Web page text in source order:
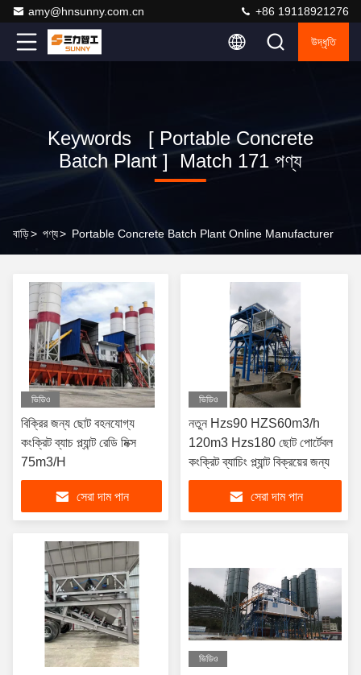
amy@hnsunny.com.cn +86 19118921276
উদ্ধৃতি
Keywords [ Portable Concrete
Batch Plant ] Match 171 পণ্য
বাড়ি> পণ্য> Portable Concrete Batch Plant Online Manufacturer
ভিডিও
বিক্রির জন্য ছোট বহনযোগ্য
কংক্রিট ব্যাচ প্ল্যান্ট রেডি মিক্স
75m3/H
সেরা দাম পান
ভিডিও
নতুন Hzs90 HZS60m3/h
120m3 Hzs180 ছোট পোর্টেবল
কংক্রিট ব্যাচিং প্ল্যান্ট বিক্রয়ের জন্য
সেরা দাম পান
ভিডিও